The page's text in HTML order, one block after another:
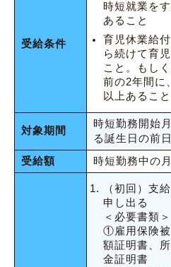
受給条件
時短就業を
あること
育児休業給
ら続けて育
こと。もし
前の2年間に
以上あること
対象期間
時短勤務開始
る誕生日の前
受給額
時短勤務中の
（初回）支
申し出る
＜必要書類＞
①雇用保険被
額証明書、
金証明書